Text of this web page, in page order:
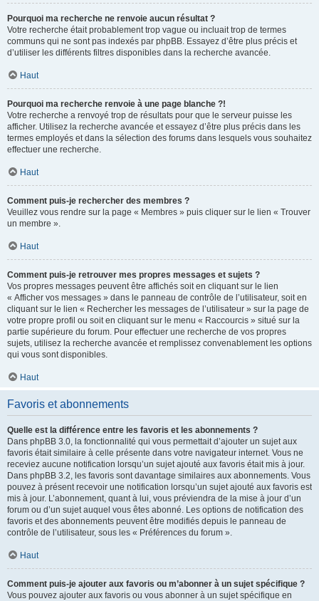
Pourquoi ma recherche ne renvoie aucun résultat ?
Votre recherche était probablement trop vague ou incluait trop de termes
communs qui ne sont pas indexés par phpBB. Essayez d’être plus précis et
d’utiliser les différents filtres disponibles dans la recherche avancée.
Haut
Pourquoi ma recherche renvoie à une page blanche ?!
Votre recherche a renvoyé trop de résultats pour que le serveur puisse les
afficher. Utilisez la recherche avancée et essayez d’être plus précis dans les
termes employés et dans la sélection des forums dans lesquels vous souhaitez
effectuer une recherche.
Haut
Comment puis-je rechercher des membres ?
Veuillez vous rendre sur la page « Membres » puis cliquer sur le lien « Trouver
un membre ».
Haut
Comment puis-je retrouver mes propres messages et sujets ?
Vos propres messages peuvent être affichés soit en cliquant sur le lien
« Afficher vos messages » dans le panneau de contrôle de l’utilisateur, soit en
cliquant sur le lien « Rechercher les messages de l’utilisateur » sur la page de
votre propre profil ou soit en cliquant sur le menu « Raccourcis » situé sur la
partie supérieure du forum. Pour effectuer une recherche de vos propres
sujets, utilisez la recherche avancée et remplissez convenablement les options
qui vous sont disponibles.
Haut
Favoris et abonnements
Quelle est la différence entre les favoris et les abonnements ?
Dans phpBB 3.0, la fonctionnalité qui vous permettait d’ajouter un sujet aux
favoris était similaire à celle présente dans votre navigateur internet. Vous ne
receviez aucune notification lorsqu’un sujet ajouté aux favoris était mis à jour.
Dans phpBB 3.2, les favoris sont davantage similaires aux abonnements. Vous
pouvez à présent recevoir une notification lorsqu’un sujet ajouté aux favoris est
mis à jour. L’abonnement, quant à lui, vous préviendra de la mise à jour d’un
forum ou d’un sujet auquel vous êtes abonné. Les options de notification des
favoris et des abonnements peuvent être modifiés depuis le panneau de
contrôle de l’utilisateur, sous les « Préférences du forum ».
Haut
Comment puis-je ajouter aux favoris ou m’abonner à un sujet spécifique ?
Vous pouvez ajouter aux favoris ou vous abonner à un sujet spécifique en